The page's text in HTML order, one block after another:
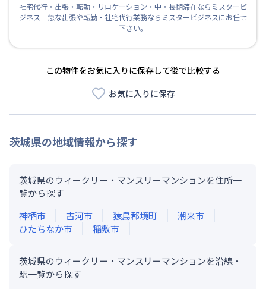
社宅代行・出張・転勤・リロケーション・中・長期滞在ならミスタービ
ジネス 急な出張や転勤・社宅代行業務ならミスタービジネスにお任せ
下さい。
この物件をお気に入りに保存して後で比較する
お気に入りに保存
茨城県の地域情報から探す
茨城県のウィークリー・マンスリーマンションを住所一
覧から探す
神栖市
古河市 猿島郡境町
潮来市
ひたちなか市
稲敷市
茨城県のウィークリー・マンスリーマンションを沿線・
駅一覧から探す